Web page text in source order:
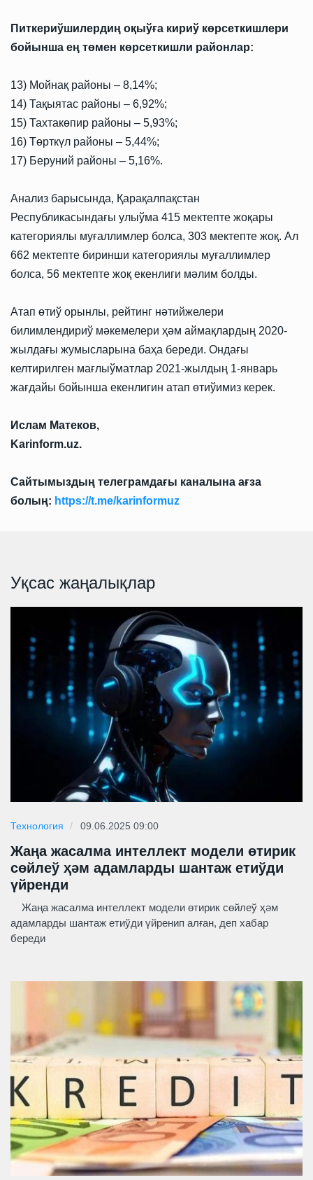
Питкериўшилердиң оқыўға кириў көрсеткишлери
бойынша ең төмен көрсеткишли районлар:
13) Мойнақ районы – 8,14%;
14) Тақыятас районы – 6,92%;
15) Тахтакөпир районы – 5,93%;
16) Төрткүл районы – 5,44%;
17) Беруний районы – 5,16%.
Анализ барысында, Қарақалпақстан
Республикасындағы улыўма 415 мектепте жоқары
категориялы муғаллимлер болса, 303 мектепте жоқ. Ал
662 мектепте биринши категориялы муғаллимлер
болса, 56 мектепте жоқ екенлиги мәлим болды.
Атап өтиў орынлы, рейтинг нәтийжелери
билимлендириў мәкемелери ҳәм аймақлардың 2020-
жылдағы жумысларына баҳа береди. Ондағы
келтирилген мағлыўматлар 2021-жылдың 1-январь
жағдайы бойынша екенлигин атап өтиўимиз керек.
Ислам Матеков,
Karinform.uz.
Сайтымыздың телеграмдағы каналына ағза
болың: https://t.me/karinformuz
Уқсас жаңалықлар
Технология 09.06.2025 09:00
Жаңа жасалма интеллект модели өтирик
сөйлеў ҳәм адамларды шантаж етиўди
үйренди
Жаңа жасалма интеллект модели өтирик сөйлеў ҳәм
адамларды шантаж етиўди үйренип алған, деп хабар
береди